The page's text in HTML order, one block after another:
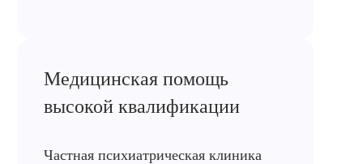
Медицинская помощь
высокой квалификации
Частная психиатрическая клиника